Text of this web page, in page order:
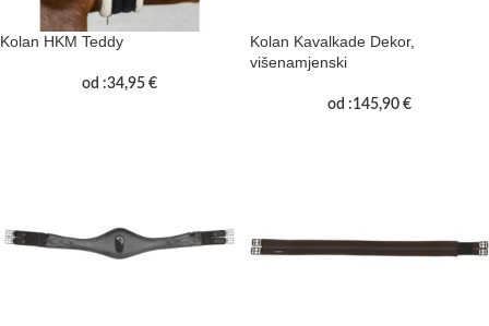
Kolan HKM Teddy
od :34,95 €
Kolan Kavalkade Dekor,
višenamjenski
od :145,90 €